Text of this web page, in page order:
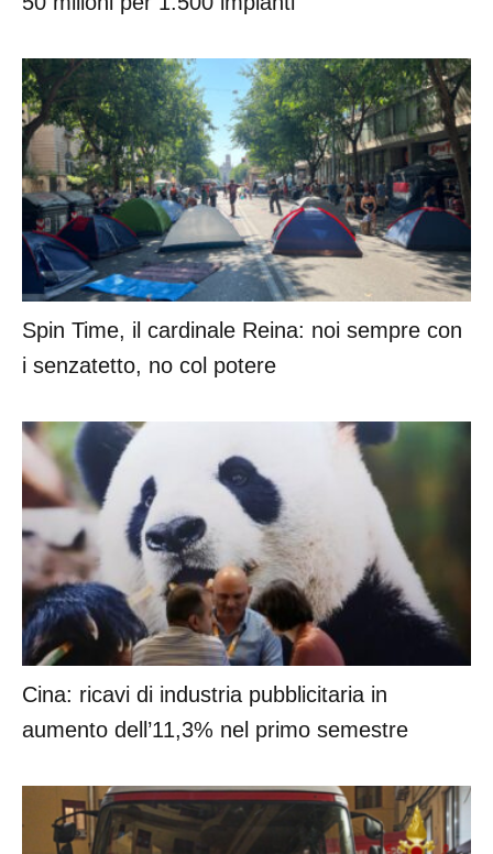
Spin Time, il cardinale Reina: noi sempre con
i senzatetto, no col potere
Cina: ricavi di industria pubblicitaria in
aumento dell’11,3% nel primo semestre